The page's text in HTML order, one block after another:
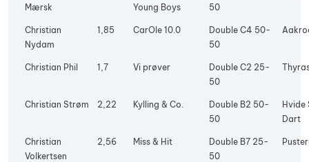
Mærsk
Young Boys
50
Christian
Nydam
1,85 CarOle 10.0
Double C4 50-
50
Christian Phil 1,7 Vi prøver
Double C2 25-
50
Christian Strøm 2,22 Kylling & Co.
Double B2 50-
50
Hvide
Dart
Christian
Volkertsen
2,56 Miss & Hit
Double B7 25-
50